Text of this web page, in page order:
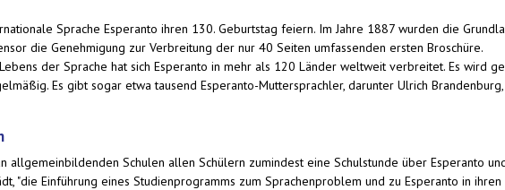
Sprache Esperanto ihren 130. Geburtstag feiern. Im Jahre 1887 wurden die
die Genehmigung zur Verbreitung der nur 40 Seiten umfassenden ersten Broschüre.
der Sprache hat sich Esperanto in mehr als 120 Länder weltweit verbreitet. Es wird
Es gibt sogar etwa tausend Esperanto-Muttersprachler, darunter Ulrich
allgemeinbildenden Schulen allen Schülern zumindest eine Schulstunde über Esperanto
"die Einführung eines Studienprogramms zum Sprachenproblem und zu Esperanto in